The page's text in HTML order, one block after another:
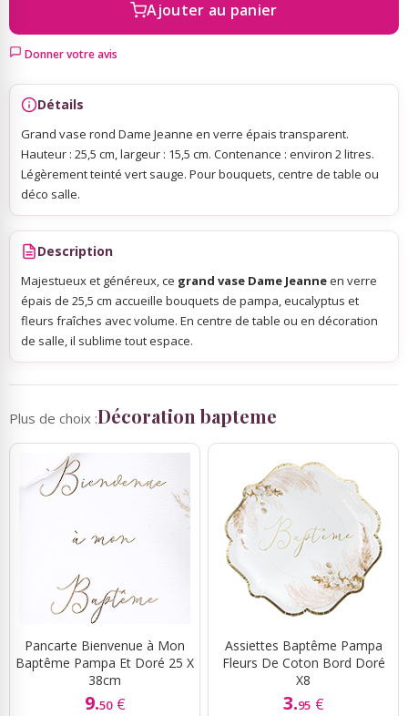
Sky Lanterns
Rubans Tulle Organdi
Scrapbooking, Loisirs Créatifs
Ajouter au panier
Donner votre avis
Détails
Grand vase rond Dame Jeanne en verre épais transparent.
Hauteur : 25,5 cm, largeur : 15,5 cm. Contenance : environ 2 litres.
Légèrement teinté vert sauge. Pour bouquets, centre de table ou
déco salle.
Description
Majestueux et généreux, ce grand vase Dame Jeanneen verre
épais de 25,5 cm accueille bouquets de pampa, eucalyptus et
fleurs fraîches avec volume. En centre de table ou en décoration
de salle, il sublime tout espace.
Plus de choix :Décoration bapteme
Pancarte Bienvenue à Mon
Baptême Pampa Et Doré 25 X
38cm
9.50 €
Assiettes Baptême Pampa
Fleurs De Coton Bord Doré
X8
3.95 €